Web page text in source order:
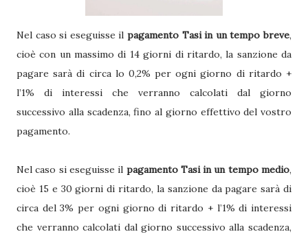
Nel caso si eseguisse il pagamento Tasi in un tempo breve,
cioè con un massimo di 14 giorni di ritardo, la sanzione da
pagare sarà di circa lo 0,2% per ogni giorno di ritardo +
l’1% di interessi che verranno calcolati dal giorno
successivo alla scadenza, fino al giorno effettivo del vostro
pagamento.
Nel caso si eseguisse il pagamento Tasi in un tempo medio,
cioè 15 e 30 giorni di ritardo, la sanzione da pagare sarà di
circa del 3% per ogni giorno di ritardo + l’1% di interessi
che verranno calcolati dal giorno successivo alla scadenza,